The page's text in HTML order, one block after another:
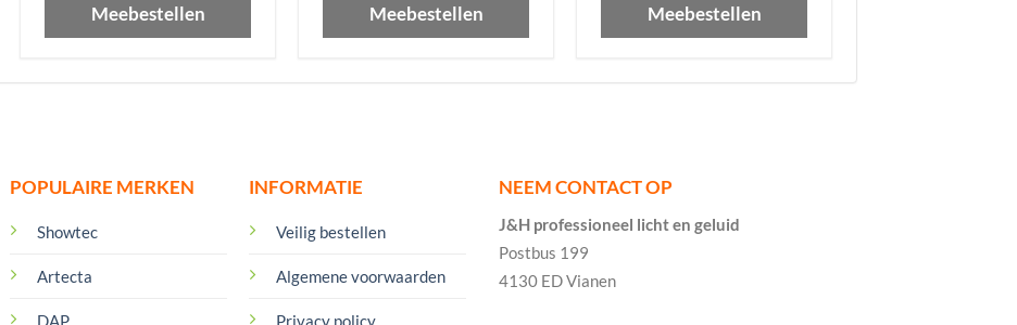
Meebestellen Meebestellen Meebestellen
POPULAIRE MERKEN
Showtec
Artecta
DAP
INFORMATIE
Veilig bestellen
Algemene voorwaarden
Privacy policy
NEEM CONTACT OP
J&H professioneel licht en geluid
Postbus 199
4130 ED Vianen